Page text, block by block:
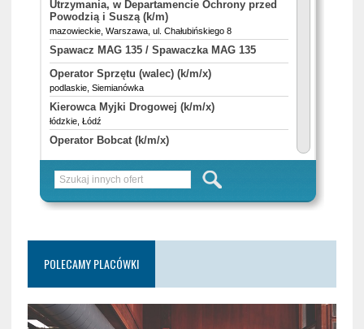
POLECAMY PLACÓWKI